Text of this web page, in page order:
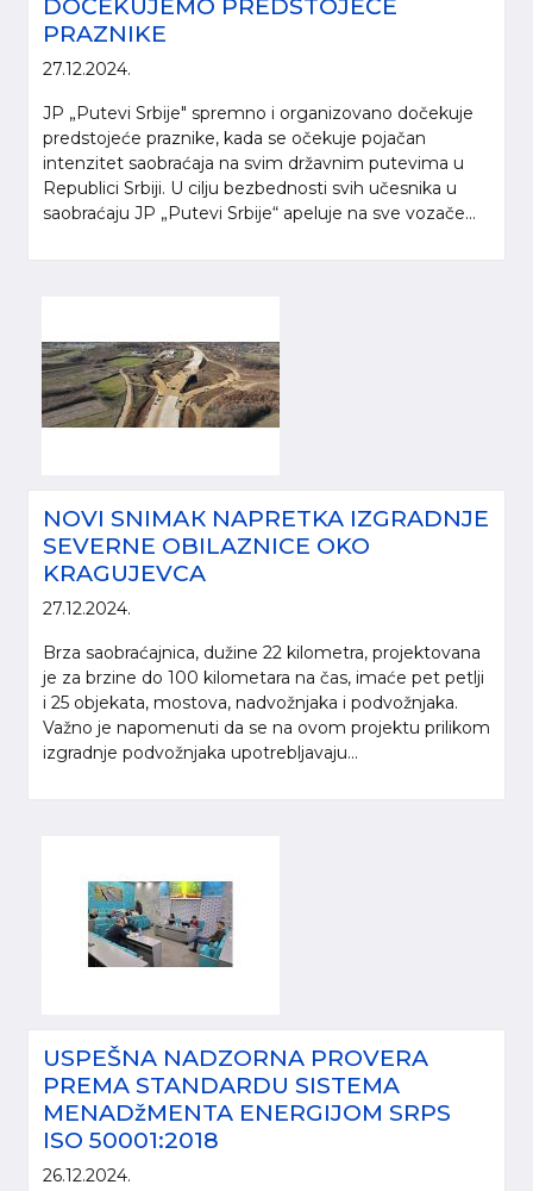
DOČEKUJEMO PREDSTOJEĆE
PRAZNIKE
27.12.2024.
JP „Putevi Srbije" spremno i organizovano dočekuje
predstojeće praznike, kada se očekuje pojačan
intenzitet saobraćaja na svim državnim putevima u
Republici Srbiji. U cilju bezbednosti svih učesnika u
saobraćaju JP „Putevi Srbije“ apeluje na sve vozače...
NOVI SNIMАК NAPRETKA IZGRADNJE
SEVERNE OBILAZNICE OKO
KRAGUJEVCA
27.12.2024.
Brza saobraćajnica, dužine 22 kilometra, projektovana
je za brzine do 100 kilometara na čas, imaće pet petlji
i 25 objekata, mostova, nadvožnjaka i podvožnjaka.
Važno je napomenuti da se na ovom projektu prilikom
izgradnje podvožnjaka upotrebljavaju...
USPEŠNA NADZORNA PROVERA
PREMA STANDARDU SISTEMA
MENADžMENTA ENERGIJOM SRPS
ISO 50001:2018
26.12.2024.